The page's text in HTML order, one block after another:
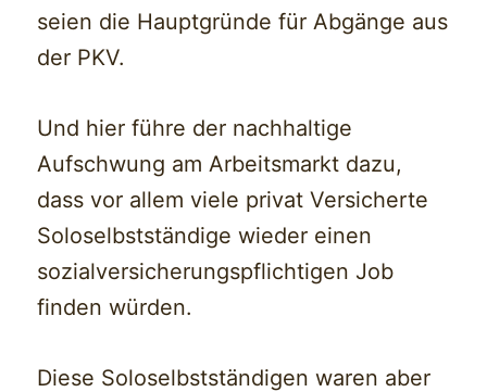
seien die Hauptgründe für Abgänge aus
der PKV.
Und hier führe der nachhaltige
Aufschwung am Arbeitsmarkt dazu,
dass vor allem viele privat Versicherte
Soloselbstständige wieder einen
sozialversicherungspflichtigen Job
finden würden.
Diese Soloselbstständigen waren aber